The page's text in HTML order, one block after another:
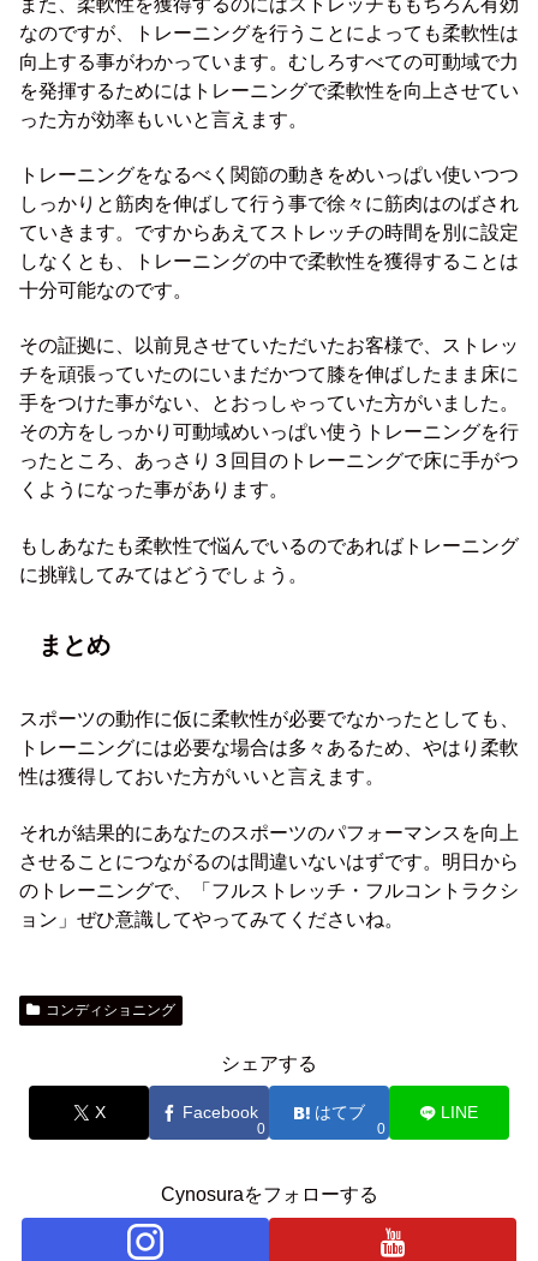
なのですが、トレーニングを行うことによっても柔軟性は
向上する事がわかっています。むしろすべての可動域で力
を発揮するためにはトレーニングで柔軟性を向上させてい
った方が効率もいいと言えます。
トレーニングをなるべく関節の動きをめいっぱい使いつつ
しっかりと筋肉を伸ばして行う事で徐々に筋肉はのばされ
ていきます。ですからあえてストレッチの時間を別に設定
しなくとも、トレーニングの中で柔軟性を獲得することは
十分可能なのです。
その証拠に、以前見させていただいたお客様で、ストレッ
チを頑張っていたのにいまだかつて膝を伸ばしたまま床に
手をつけた事がない、とおっしゃっていた方がいました。
その方をしっかり可動域めいっぱい使うトレーニングを行
ったところ、あっさり３回目のトレーニングで床に手がつ
くようになった事があります。
もしあなたも柔軟性で悩んでいるのであればトレーニング
に挑戦してみてはどうでしょう。
まとめ
スポーツの動作に仮に柔軟性が必要でなかったとしても、
トレーニングには必要な場合は多々あるため、やはり柔軟
性は獲得しておいた方がいいと言えます。
それが結果的にあなたのスポーツのパフォーマンスを向上
させることにつながるのは間違いないはずです。明日から
のトレーニングで、「フルストレッチ・フルコントラクシ
ョン」ぜひ意識してやってみてくださいね。
コンディショニング
シェアする
X Facebook
0
はてブ
0
LINE
Cynosuraをフォローする